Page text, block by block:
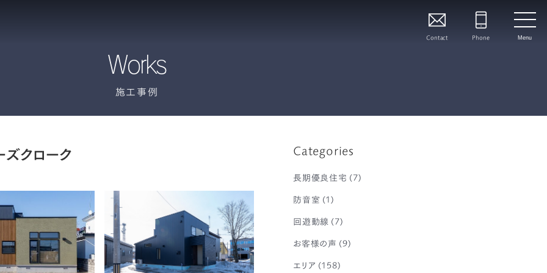
Contact Phone Menu
Works
施工事例
ズクローク Categories
長期優良住宅 (7)
防音室 (1)
回遊動線 (7)
お客様の声 (9)
エリア (158)